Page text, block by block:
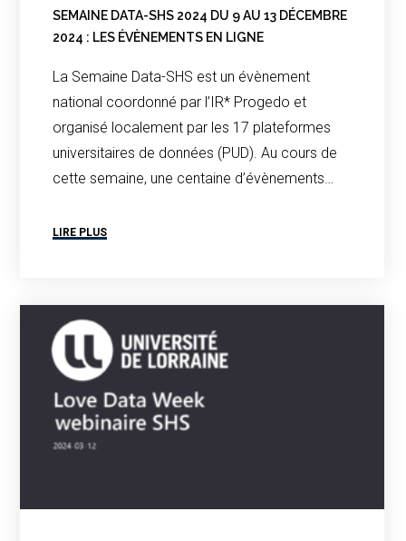
SEMAINE DATA-SHS 2024 DU 9 AU 13 DÉCEMBRE
2024 : LES ÉVÈNEMENTS EN LIGNE
La Semaine Data-SHS est un évènement
national coordonné par l’IR* Progedo et
organisé localement par les 17 plateformes
universitaires de données (PUD). Au cours de
cette semaine, une centaine d’évènements…
LIRE PLUS